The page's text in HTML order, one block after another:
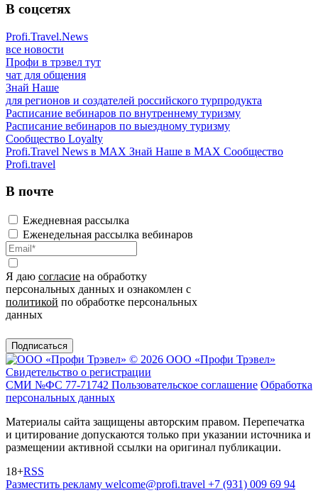
В соцсетях
Profi.Travel.News
все новости
Профи в трэвел тут
чат для общения
Знай Наше
для регионов и создателей российского турпродукта
Расписание вебинаров по внутреннему туризму
Расписание вебинаров по выездному туризму
Сообщество Loyalty
Profi.Travel News в MAX Знай Наше в MAX Сообщество
Profi.travel
В почте
Ежедневная рассылка
Еженедельная рассылка вебинаров
Я даю согласие на обработку
персональных данных и ознакомлен с
политикой по обработке персональных
данных
Подписаться
© 2026 ООО «Профи Трэвeл»
Свидетельство о регистрации
СМИ №ФС 77-71742 Пользовательское соглашение Обработка
персональных данных
Материалы сайта защищены авторским правом. Перепечатка
и цитирование допускаются только при указании источника и
размещении активной ссылки на оригинал публикации.
18+RSS
Разместить рекламу welcome@profi.travel +7 (931) 009 69 94